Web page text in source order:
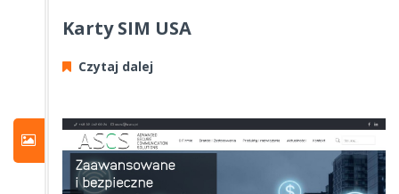
Karty SIM USA
Czytaj dalej